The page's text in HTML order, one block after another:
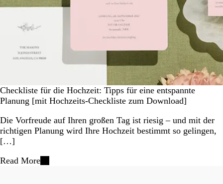
Checkliste für die Hochzeit: Tipps für eine entspannte
Planung [mit Hochzeits-Checkliste zum Download]
Die Vorfreude auf Ihren großen Tag ist riesig – und mit der
richtigen Planung wird Ihre Hochzeit bestimmt so gelingen,
[…]
Read More